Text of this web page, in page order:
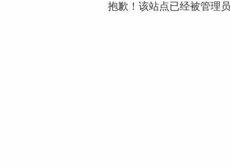
抱歉！该站点已经被管理